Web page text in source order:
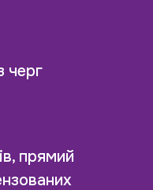
черг
прямий